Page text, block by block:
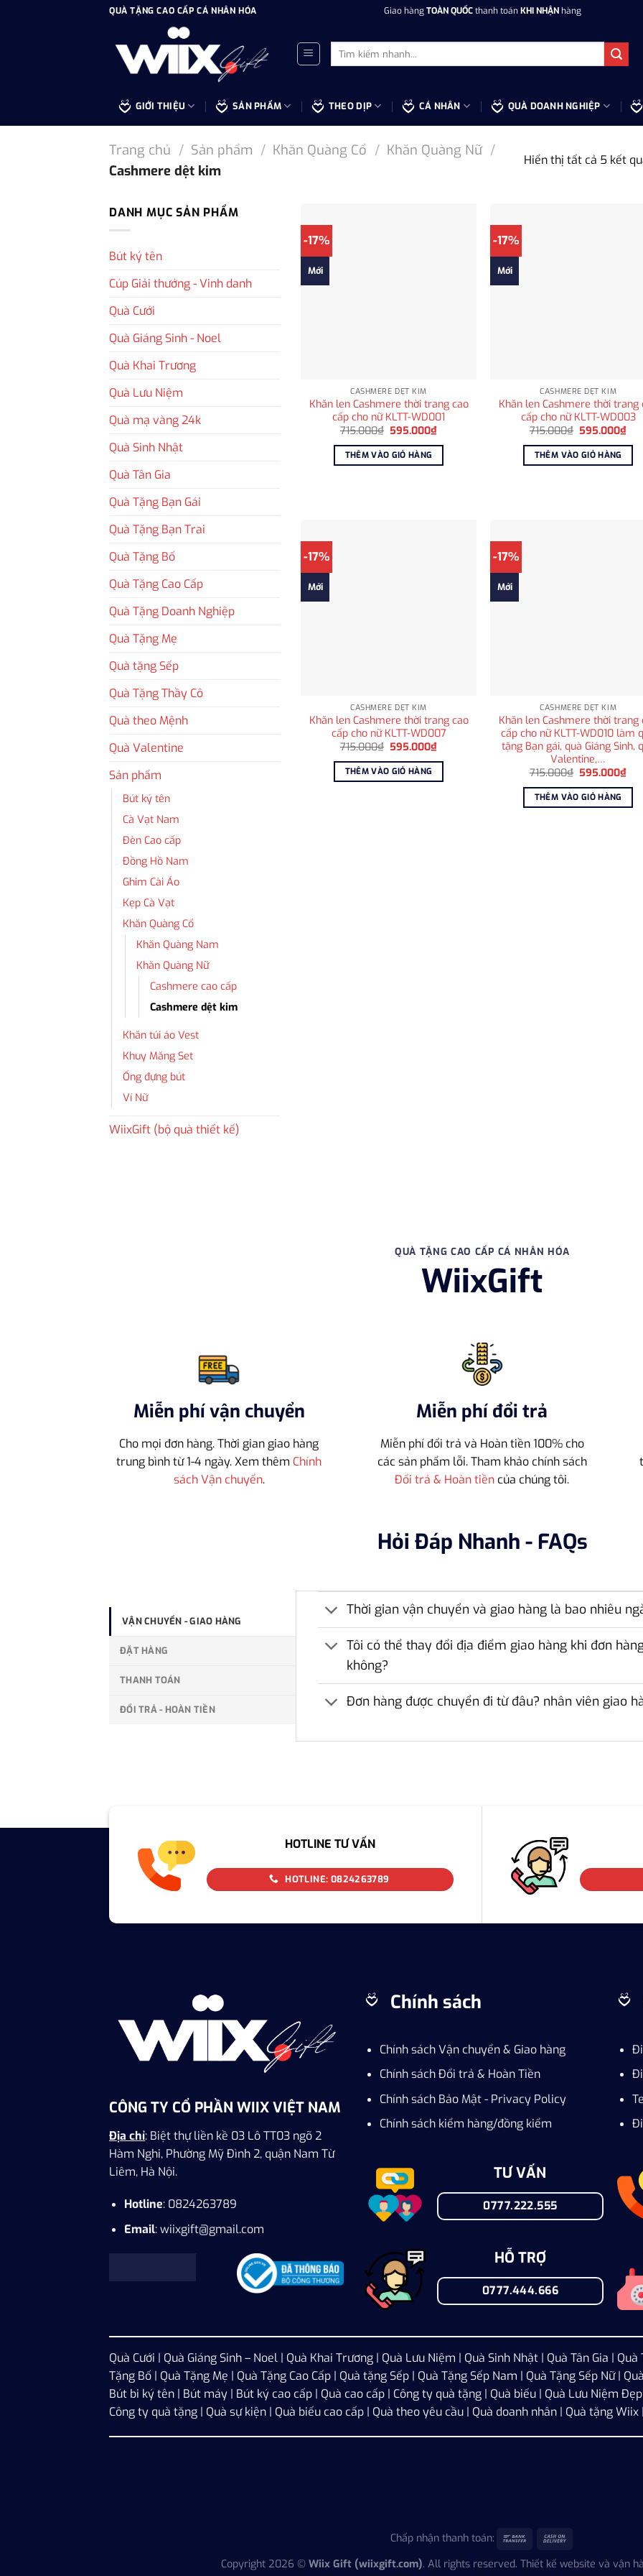
QUÀ TẶNG CAO CẤP CÁ NHÂN HÓA Giao hàngTOÀN QUỐCthanh toánKHI NHẬNhàng
Tìm
kiếm:
GIỚI THIỆU SẢN PHẨM THEO DỊP CÁ NHÂN QUÀ DOANH NGHIỆP
Trang chủ / Sản phẩm / Khăn Quàng Cổ / Khăn Quàng Nữ /
Cashmere dệt kim
Hiển thị tất cả 5 kết
DANH MỤC SẢN PHẨM
Bút ký tên
Cúp Giải thưởng - Vinh danh
Quà Cưới
Quà Giáng Sinh - Noel
Quà Khai Trương
Quà Lưu Niệm
Quà mạ vàng 24k
Quà Sinh Nhật
Quà Tân Gia
Quà Tặng Bạn Gái
Quà Tặng Bạn Trai
Quà Tặng Bố
Quà Tặng Cao Cấp
Quà Tặng Doanh Nghiệp
Quà Tặng Mẹ
Quà tặng Sếp
Quà Tặng Thầy Cô
Quà theo Mệnh
Quà Valentine
Sản phẩm
Bút ký tên
Cà Vạt Nam
Đèn Cao cấp
Đồng Hồ Nam
Ghim Cài Áo
Kẹp Cà Vạt
Khăn Quàng Cổ
Khăn Quàng Nam
Khăn Quàng Nữ
Cashmere cao cấp
Cashmere dệt kim
Khăn túi áo Vest
Khuy Măng Set
Ống đựng bút
Ví Nữ
WiixGift (bộ quà thiết kế)
-17%
Mới
CASHMERE DỆT KIM
Khăn len Cashmere thời trang cao
cấp cho nữ KLTT-WD001
715.000₫ Giá
là:
715.000₫.
595.000₫Giá
tại
595.000₫.
THÊM VÀO GIỎ HÀNG
-17%
Mới
CASHMERE DỆT KIM
Khăn len Cashmere thời trang
cấp cho nữ KLTT-WD003
715.000₫ Giá
là:
715.000₫.
595.000₫Giá
tại
THÊM VÀO GIỎ HÀNG
-17%
Mới
CASHMERE DỆT KIM
Khăn len Cashmere thời trang cao
cấp cho nữ KLTT-WD007
715.000₫ Giá
là:
715.000₫.
595.000₫Giá
tại
THÊM VÀO GIỎ HÀNG
-17%
Mới
CASHMERE DỆT KIM
Khăn len Cashmere thời trang
cấp cho nữ KLTT-WD010 làm
tặng Bạn gái, quà Giáng Sinh,
Valentine,…
715.000₫ Giá
là:
715.000₫.
595.000₫Giá
tại
THÊM VÀO GIỎ HÀNG
QUÀ TẶNG CAO CẤP CÁ NHÂN HÓA
WiixGift
Miễn phí vận chuyển
Cho mọi đơn hàng. Thời gian giao hàng
trung bình từ 1-4 ngày. Xem thêm Chính
sách Vận chuyển.
Miễn phí đổi trả
Miễn phí đổi trả và Hoàn tiền 100% cho
các sản phẩm lỗi. Tham khảo chính sách
Đổi trả & Hoàn tiền của chúng tôi.
Hỏi Đáp Nhanh - FAQs
VẬN CHUYỂN - GIAO HÀNG
ĐẶT HÀNG
THANH TOÁN
ĐỔI TRẢ - HOÀN TIỀN
Thời gian vận chuyển và giao hàng là bao nhiêu
Tôi có thể thay đổi địa điểm giao hàng khi đơn
không?
Đơn hàng được chuyển đi từ đâu? nhân viên giao
HOTLINE TƯ VẤN
HOTLINE: 0824263789
CÔNG TY CỔ PHẦN WIIX VIỆT NAM
Địa chỉ: Biệt thự liền kề 03 Lô TT03 ngõ 2
Hàm Nghi, Phường Mỹ Đình 2, quận Nam Từ
Liêm, Hà Nội.
Hotline: 0824263789
Email: wiixgift@gmail.com
Chính sách
Chính sách Vận chuyển & Giao hàng
Chính sách Đổi trả & Hoàn Tiền
Chính sách Bảo Mật - Privacy Policy
Chính sách kiểm hàng/đồng kiểm
TƯ VẤN
0777.222.555
HỖ TRỢ
0777.444.666
Quà Cưới | Quà Giáng Sinh – Noel | Quà Khai Trương | Quà Lưu Niệm | Quà Sinh Nhật | Quà Tân Gia | Quà
Tặng Bố | Quà Tặng Mẹ | Quà Tặng Cao Cấp | Quà tặng Sếp | Quà Tặng Sếp Nam | Quà Tặng Sếp Nữ|
Bút bi ký tên | Bút máy | Bút ký cao cấp | Quà cao cấp | Công ty quà tặng | Quà biếu | Quà Lưu Niệm
Công ty quà tặng | Quà sự kiện | Quà biếu cao cấp | Quà theo yêu cầu | Quà doanh nhân | Quà tặng Wiix |
Chấp nhận thanh toán:
Copyright 2026 © Wiix Gift (wiixgift.com). All rights reserved. Thiết kế website và vận